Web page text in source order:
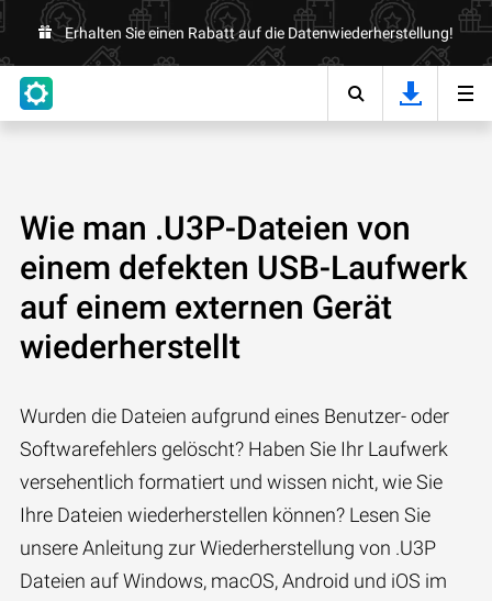
Erhalten Sie einen Rabatt auf die Datenwiederherstellung!
Wie man .U3P-Dateien von
einem defekten USB-Laufwerk
auf einem externen Gerät
wiederherstellt
Wurden die Dateien aufgrund eines Benutzer- oder
Softwarefehlers gelöscht? Haben Sie Ihr Laufwerk
versehentlich formatiert und wissen nicht, wie Sie
Ihre Dateien wiederherstellen können? Lesen Sie
unsere Anleitung zur Wiederherstellung von .U3P
Dateien auf Windows, macOS, Android und iOS im